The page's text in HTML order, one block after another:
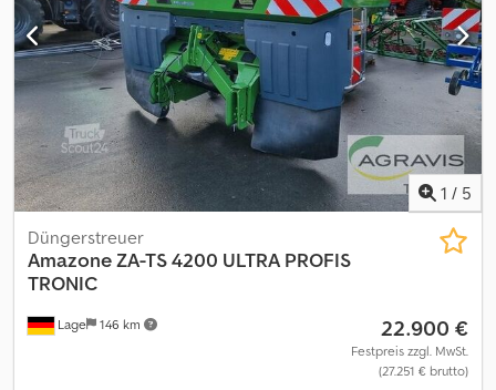
1 / 5
Lage 146 km
Düngerstreuer
AmazoneZA-TS 4200 ULTRA PROFIS
TRONIC
22.900 €
Festpreis zzgl. MwSt.
(27.251 € brutto)